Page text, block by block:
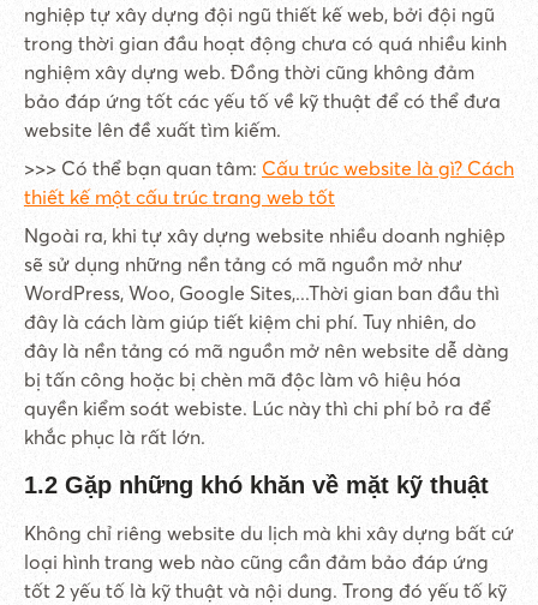
nghiệp tự xây dựng đội ngũ thiết kế web, bởi đội ngũ
trong thời gian đầu hoạt động chưa có quá nhiều kinh
nghiệm xây dựng web. Đồng thời cũng không đảm
bảo đáp ứng tốt các yếu tố về kỹ thuật để có thể đưa
website lên đề xuất tìm kiếm.
>>> Có thể bạn quan tâm: Cấu trúc website là gì? Cách
thiết kế một cấu trúc trang web tốt
Ngoài ra, khi tự xây dựng website nhiều doanh nghiệp
sẽ sử dụng những nền tảng có mã nguồn mở như
WordPress, Woo, Google Sites,...Thời gian ban đầu thì
đây là cách làm giúp tiết kiệm chi phí. Tuy nhiên, do
đây là nền tảng có mã nguồn mở nên website dễ dàng
bị tấn công hoặc bị chèn mã độc làm vô hiệu hóa
quyền kiểm soát webiste. Lúc này thì chi phí bỏ ra để
khắc phục là rất lớn.
1.2 Gặp những khó khăn về mặt kỹ thuật
Không chỉ riêng website du lịch mà khi xây dựng bất cứ
loại hình trang web nào cũng cần đảm bảo đáp ứng
tốt 2 yếu tố là kỹ thuật và nội dung. Trong đó yếu tố kỹ